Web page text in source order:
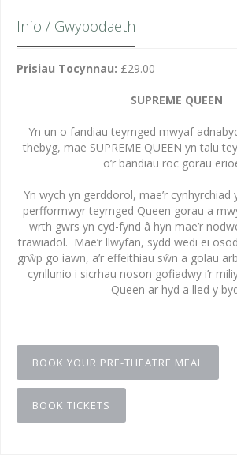
Info / Gwybodaeth
Prisiau Tocynnau: £29.00
SUPREME QUEEN
Yn un o fandiau teyrnged mwyaf
thebyg, mae SUPREME QUEEN yn talu
o’r bandiau roc gorau
Yn wych yn gerddorol, mae’r cynhyrchiad
perfformwyr teyrnged Queen gorau a
wrth gwrs yn cyd-fynd â hyn mae’r
trawiadol. Mae’r llwyfan, sydd wedi ei
grŵp go iawn, a’r effeithiau sŵn a golau
cynllunio i sicrhau noson gofiadwy i’r
Queen ar hyd a lled y
BOOK YOUR PRE-THEATRE MEAL
BOOK TICKETS